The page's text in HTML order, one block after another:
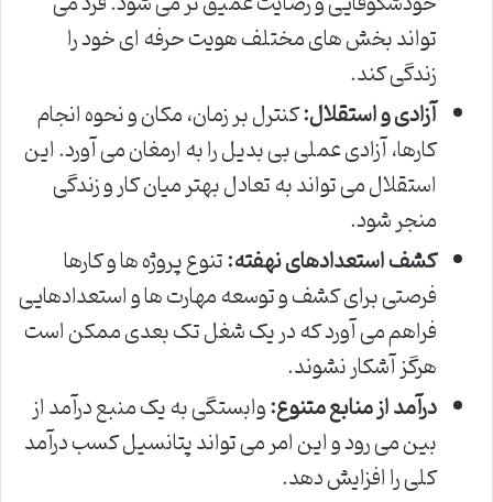
تواند بخش های مختلف هویت حرفه ای خود را
زندگی کند.
آزادی و استقلال:کنترل بر زمان، مکان و نحوه انجام
کارها، آزادی عملی بی بدیل را به ارمغان می آورد. این
استقلال می تواند به تعادل بهتر میان کار و زندگی
منجر شود.
کشف استعدادهای نهفته:تنوع پروژه ها و کارها
فرصتی برای کشف و توسعه مهارت ها و استعدادهایی
فراهم می آورد که در یک شغل تک بعدی ممکن است
هرگز آشکار نشوند.
درآمد از منابع متنوع:وابستگی به یک منبع درآمد از
بین می رود و این امر می تواند پتانسیل کسب درآمد
کلی را افزایش دهد.